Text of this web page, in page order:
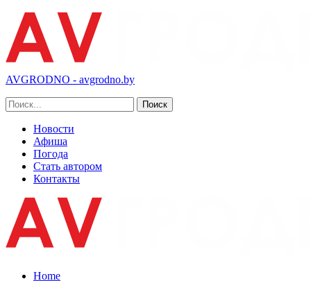
AVGRODNO - avgrodno.by
Новости
Афиша
Погода
Стать автором
Контакты
Home